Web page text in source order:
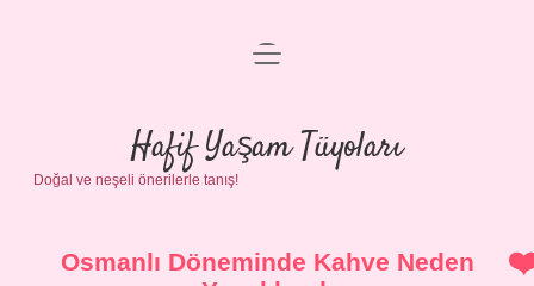
Anasayfa
Gizlilik Politikası
Yasal Uyarı
menüyü
Hafif Yaşam Tüyoları
Doğal ve neşeli önerilerle tanış!
Osmanlı Döneminde Kahve Neden